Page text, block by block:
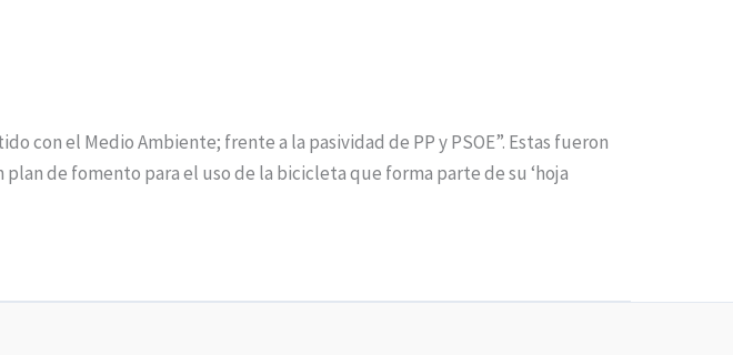
con el Medio Ambiente; frente a la pasividad de PP y PSOE”. Estas fueron
de fomento para el uso de la bicicleta que forma parte de su ‘hoja